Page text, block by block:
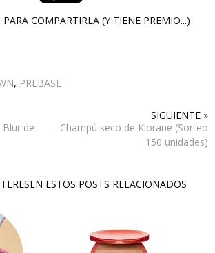
COMPARTIRLA (Y TIENE PREMIO...)
, PREBASE
de
SIGUIENTE »
Champú seco de Klorane (Sorteo
150 unidades)
ESTOS POSTS RELACIONADOS